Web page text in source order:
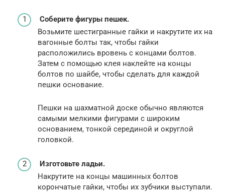
Соберите фигуры пешек.
Возьмите шестигранные гайки и накрутите их на
вагонные болты так, чтобы гайки
расположились вровень с концами болтов.
Затем с помощью клея наклейте на концы
болтов по шайбе, чтобы сделать для каждой
пешки основание.
Пешки на шахматной доске обычно являются
самыми мелкими фигурами с широким
основанием, тонкой серединой и округлой
головкой.
Изготовьте ладьи.
Накрутите на концы машинных болтов
корончатые гайки, чтобы их зубчики выступали.